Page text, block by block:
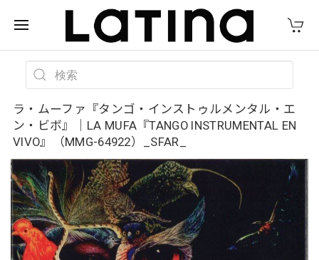
ラ・ムーファ『タンゴ・インストゥルメンタル・エ
ン・ビボ』｜LA MUFA『TANGO INSTRUMENTAL EN
VIVO』（MMG-64922）_SFAR_